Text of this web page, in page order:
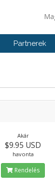
Partnerek
Akár
$9.95 USD
havonta
Rendelés